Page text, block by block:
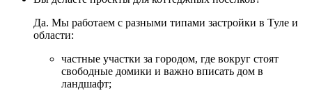
Да. Мы работаем с разными типами застройки в Туле и
области:
частные участки за городом, где вокруг стоят
свободные домики и важно вписать дом в
ландшафт;